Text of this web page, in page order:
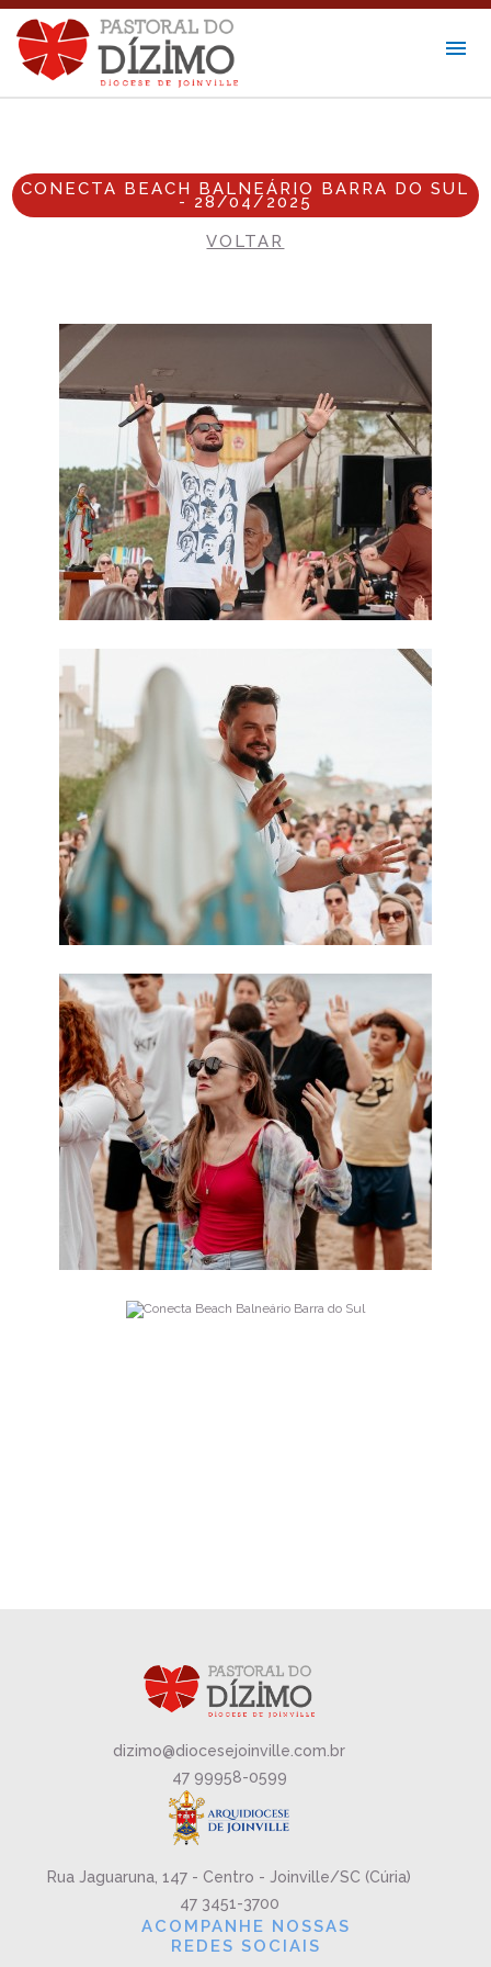
CONECTA BEACH BALNEÁRIO BARRA DO SUL
- 28/04/2025
VOLTAR
dizimo@diocesejoinville.com.br
47 99958-0599
Rua Jaguaruna, 147 - Centro - Joinville/SC (Cúria)
47 3451-3700
ACOMPANHE NOSSAS
REDES SOCIAIS